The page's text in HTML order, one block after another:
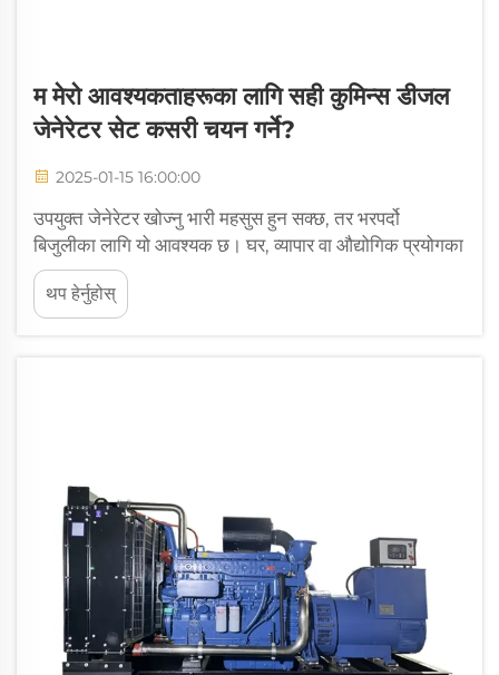
म मेरो आवश्यकताहरूका लागि सही कुमिन्स डीजल
जेनेरेटर सेट कसरी चयन गर्ने?
2025-01-15 16:00:00
उपयुक्त जेनेरेटर खोज्नु भारी महसुस हुन सक्छ, तर भरपर्दो
बिजुलीका लागि यो आवश्यक छ। घर, व्यापार वा औद्योगिक प्रयोगका
लागि भए पनि तपाईंलाई आफ्नो आवश्यकताहरूसँग मेल खाने
जेनेरेटरको आवश्यकता छ। उचित जेनेरेटर छान्नुभएपछि, तपाईंले
cos... को आनन्द लिनेछ
थप हेर्नुहोस्